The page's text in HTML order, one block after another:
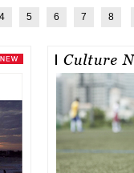
4 5 6 7 8